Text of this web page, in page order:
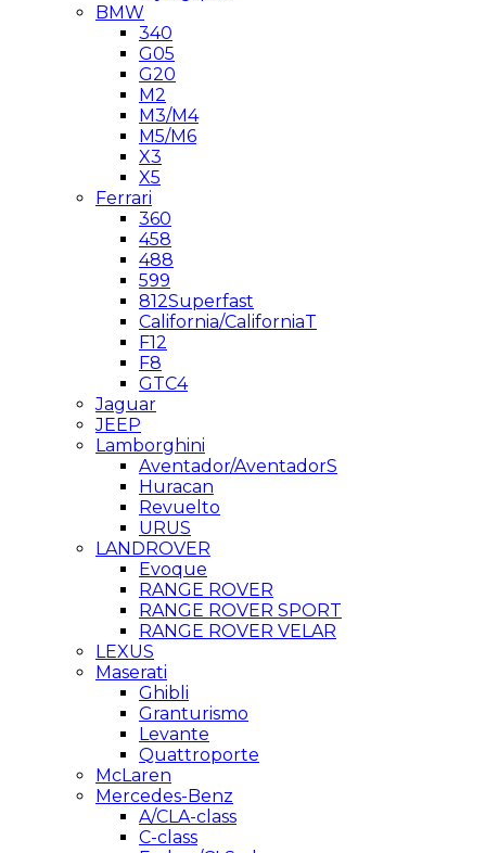
BMW
340
G05
G20
M2
M3/M4
M5/M6
X3
X5
Ferrari
360
458
488
599
812Superfast
California/CaliforniaT
F12
F8
GTC4
Jaguar
JEEP
Lamborghini
Aventador/AventadorS
Huracan
Revuelto
URUS
LANDROVER
Evoque
RANGE ROVER
RANGE ROVER SPORT
RANGE ROVER VELAR
LEXUS
Maserati
Ghibli
Granturismo
Levante
Quattroporte
McLaren
Mercedes-Benz
A/CLA-class
C-class